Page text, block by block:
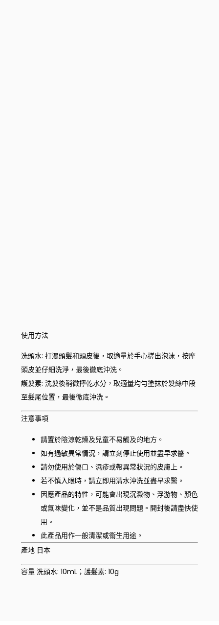
使用方法
洗頭水: 打濕頭髮和頭皮後，取適量於手心搓出泡沫，按摩
頭皮並仔細洗淨，最後徹底沖洗。
護髮素: 洗髮後稍微擰乾水分，取適量均勻塗抹於髮絲中段
至髮尾位置，最後徹底沖洗。
注意事項
請置於陰涼乾燥及兒童不易觸及的地方。
如有過敏異常情況，請立刻停止使用並盡早求醫。
請勿使用於傷口、濕疹或帶異常狀況的皮膚上。
若不慎入眼時，請立即用清水沖洗並盡早求醫。
因應產品的特性，可能會出現沉澱物、浮游物、顏色
或氣味變化，並不是品質出現問題。開封後請盡快使
用。
此產品用作一般清潔或衞生用途。
產地 日本
容量 洗頭水: 10mL；護髮素: 10g